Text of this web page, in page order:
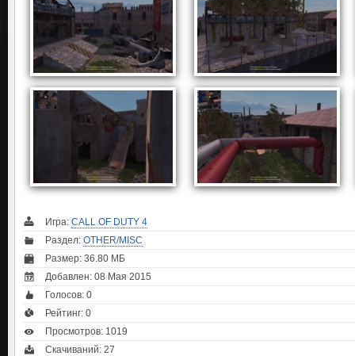
Игра: CALL OF DUTY 4
Раздел: OTHER/MISC
Размер: 36.80 МБ
Добавлен: 08 Мая 2015
Голосов: 0
Рейтинг: 0
Просмотров: 1019
Скачиваний: 27